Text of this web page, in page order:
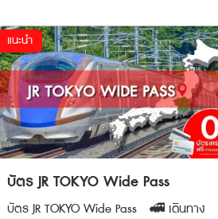
แนะนำ
บัตร JR TOKYO Wide Pass
บัตร JR TOKYO Wide Pass 🚅 เดินทาง